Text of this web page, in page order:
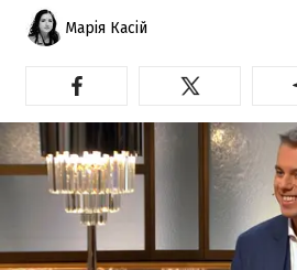
Марія Касій